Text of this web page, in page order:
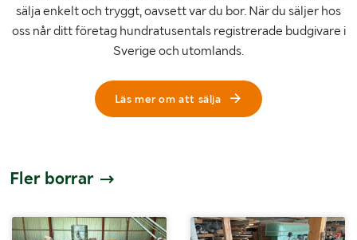
sälja enkelt och tryggt, oavsett var du bor. När du säljer hos
oss når ditt företag hundratusentals registrerade budgivare i
Sverige och utomlands.
Läs mer om att sälja
Fler borrar